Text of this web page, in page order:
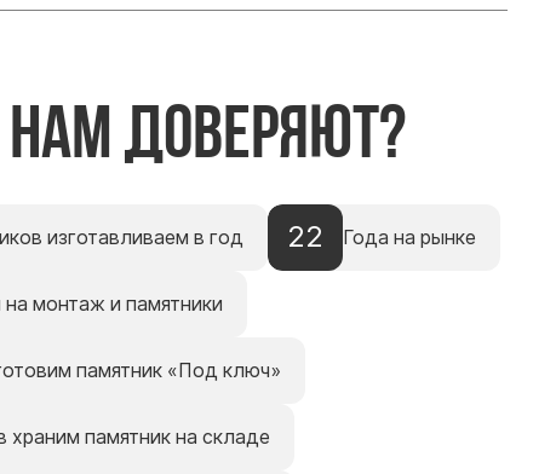
доверяют?
изготавливаем в год 22 Года на рынке
на монтаж и памятники
памятник «Под ключ»
храним памятник на складе